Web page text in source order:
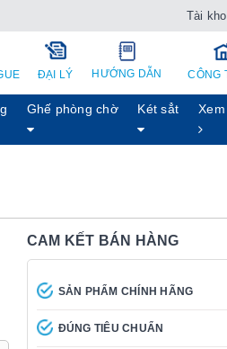
Tài
ĐẠI LÝ HƯỚNG DẪN CÔNG
Ghế phòng chờ Két sẳt
CAM KẾT BÁN HÀNG
SẢN PHẨM CHÍNH HÃNG
ĐÚNG TIÊU CHUẨN